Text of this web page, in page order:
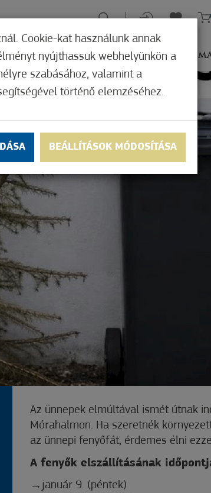
GYÓGYHELY MERRE, MIVEL
Az ünnepek elmúltával ismét útnak
Mórahalmon. Ha szeretnék
az ünnepi fenyőfát, érdemes élni
A fenyők elszállításának
január 9. (péntek)
Cookie-kat használunk annak
nyújthassuk webhelyünkön a
szabásához, valamint a
történő elemzéséhez.
BEÁLLÍTÁSOK MÓDOSÍTÁSA